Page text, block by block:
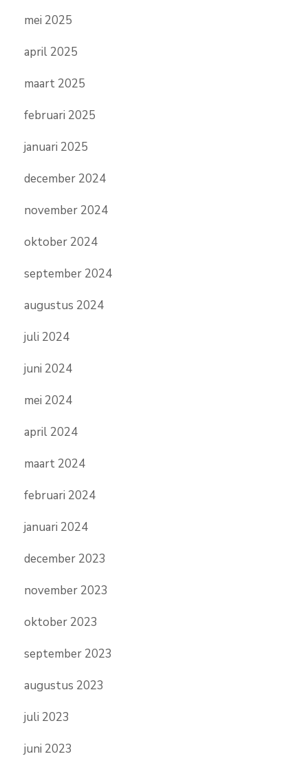
mei 2025
april 2025
maart 2025
februari 2025
januari 2025
december 2024
november 2024
oktober 2024
september 2024
augustus 2024
juli 2024
juni 2024
mei 2024
april 2024
maart 2024
februari 2024
januari 2024
december 2023
november 2023
oktober 2023
september 2023
augustus 2023
juli 2023
juni 2023